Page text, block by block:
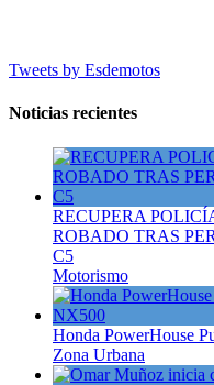
Tweets by Esdemotos
Noticias recientes
RECUPERA
ROBADO TRAS
C5
Motorismo
Honda PowerHouse
Zona Urbana